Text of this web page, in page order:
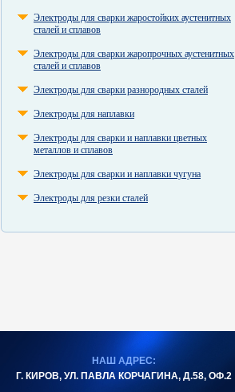
Электроды для сварки жаростойких аустенитных
сталей и сплавов
Электроды для сварки жаропрочных аустенитных
сталей и сплавов
Электроды для сварки разнородных сталей
Электроды для наплавки
Электроды для сварки и наплавки цветных
металлов и сплавов
Электроды для сварки и наплавки чугуна
Электроды для резки сталей
НАШ АДРЕС:
Г. КИРОВ, УЛ. ПАВЛА КОРЧАГИНА, Д.58, ОФ.2